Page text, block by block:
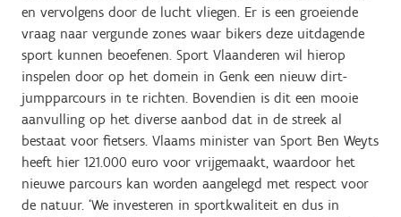
en vervolgens door de lucht vliegen. Er is een groeiende
vraag naar vergunde zones waar bikers deze uitdagende
sport kunnen beoefenen. Sport Vlaanderen wil hierop
inspelen door op het domein in Genk een nieuw dirt-
jumpparcours in te richten. Bovendien is dit een mooie
aanvulling op het diverse aanbod dat in de streek al
bestaat voor fietsers. Vlaams minister van Sport Ben Weyts
heeft hier 121.000 euro voor vrijgemaakt, waardoor het
nieuwe parcours kan worden aangelegd met respect voor
de natuur. ‘We investeren in sportkwaliteit en dus in